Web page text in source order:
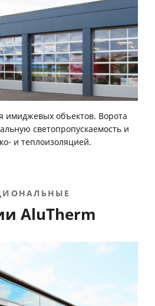
имиджевых объектов. Ворота
светопропускаемость и
и теплоизоляцией.
AluTherm